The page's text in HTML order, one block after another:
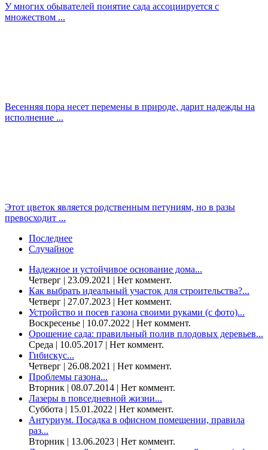
У многих обывателей понятие сада ассоциируется с
множеством ...
Весенняя пора несет перемены в природе, дарит надежды на
исполнение ...
Этот цветок является родственным петуниям, но в разы
превосходит ...
Последнее
Случайное
Надежное и устойчивое основание дома...
Четверг | 23.09.2021 | Нет коммент.
Как выбрать идеальный участок для строительства?...
Четверг | 27.07.2023 | Нет коммент.
Устройство и посев газона своими руками (с фото)...
Воскресенье | 10.07.2022 | Нет коммент.
Орошение сада: правильный полив плодовых деревьев...
Среда | 10.05.2017 | Нет коммент.
Гибискус...
Четверг | 26.08.2021 | Нет коммент.
Проблемы газона...
Вторник | 08.07.2014 | Нет коммент.
Лазеры в повседневной жизни...
Суббота | 15.01.2022 | Нет коммент.
Антуриум. Посадка в офисном помещении, правила
раз...
Вторник | 13.06.2023 | Нет коммент.